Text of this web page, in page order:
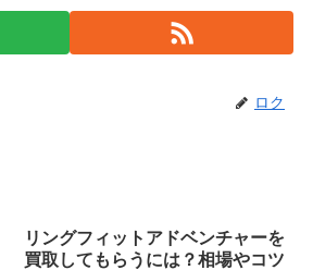
ロク
リングフィットアドベンチャーを
買取してもらうには？相場やコツ